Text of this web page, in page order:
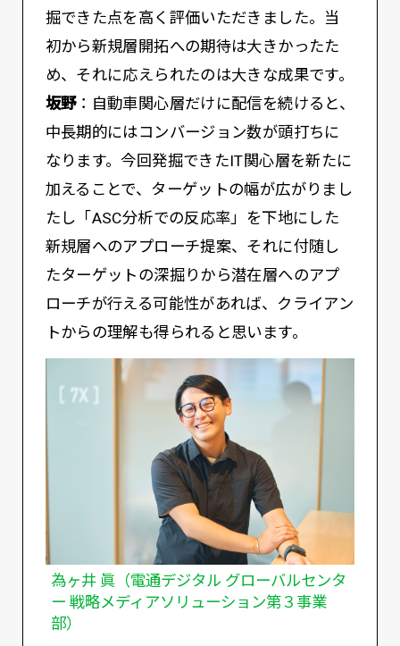
掘できた点を高く評価いただきました。当
初から新規層開拓への期待は大きかったた
め、それに応えられたのは大きな成果です。
坂野：自動車関心層だけに配信を続けると、
中長期的にはコンバージョン数が頭打ちに
なります。今回発掘できたIT関心層を新たに
加えることで、ターゲットの幅が広がりまし
たし「ASC分析での反応率」を下地にした
新規層へのアプローチ提案、それに付随し
たターゲットの深掘りから潜在層へのアプ
ローチが行える可能性があれば、クライアン
トからの理解も得られると思います。
為ヶ井 眞（電通デジタル グローバルセンタ
ー 戦略メディアソリューション第３事業
部）